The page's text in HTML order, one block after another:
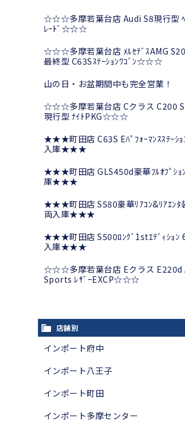
☆☆☆多摩若葉台店 Audi S8現行型 ﾍ
ﾚｰﾄﾞ☆☆☆
☆☆☆多摩若葉台店 ﾒﾙｾﾃﾞｽAMG
最終型 C63Sｽﾃｰｼｮﾝﾜｺﾞﾝ☆☆☆
山の日・お盆期間中も完全営業！
☆☆☆多摩若葉台店 Cクラス C200
現行型 ﾅｲﾄPKG☆☆☆
★★★町田店 C63S Eﾊﾟﾌｫｰﾏﾝｽｽﾃｰｼｮ
入庫★★★
★★★町田店 GLS450d豪華ﾌﾙｵﾌﾟｼｮ
庫★★★
★★★町田店 S580豪華ﾘｱｺﾝ&ﾘｱｴﾝﾀ
両入庫★★★
★★★町田店 S500ﾛﾝｸﾞ1stｴﾃﾞｨｼｮﾝ
入庫★★★
☆☆☆多摩若葉台店 Eクラス E220d
Sports ﾚｻﾞｰEXCP☆☆☆
店舗別
インポート府中
インポート八王子
インポート町田
インポート多摩センター